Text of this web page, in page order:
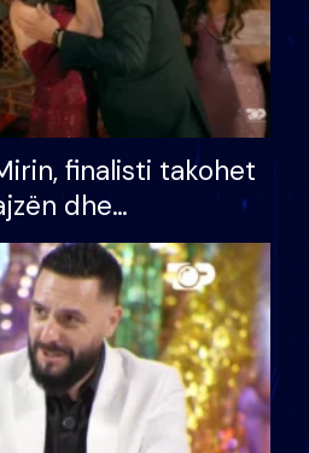
finalisti takohet
dhe
ndonjë letër